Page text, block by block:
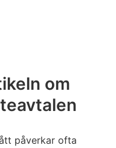
om
påverkar ofta